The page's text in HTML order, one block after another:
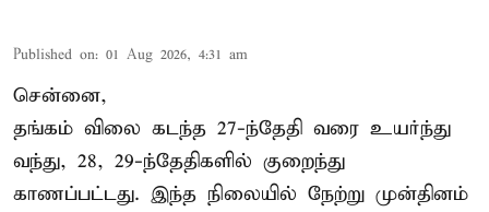
Published on: 01 Aug 2026, 4:31 am
சென்னை,
தங்கம் விலை கடந்த 27-ந்தேதி வரை உயர்ந்து
வந்து, 28, 29-ந்தேதிகளில் குறைந்து
காணப்பட்டது. இந்த நிலையில் நேற்று முன்தினம்